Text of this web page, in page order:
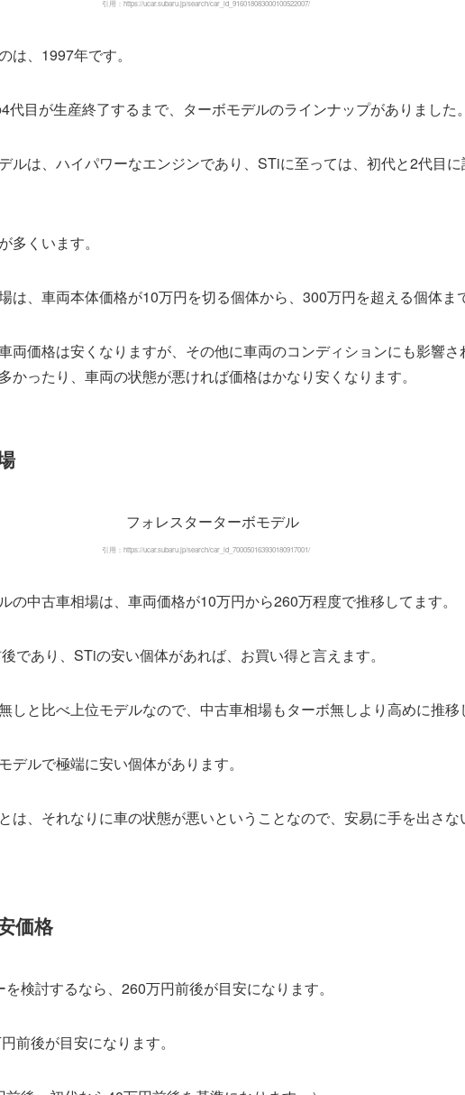
引用：https://ucar.subaru.jp/search/car_id_916018083000100522007/
は、1997年です。
代目が生産終了するまで、ターボモデルのラインナップがありました。
ルは、ハイパワーなエンジンであり、STiに至っては、初代と2代目
多くいます。
は、車両本体価格が10万円を切る個体から、300万円を超える個体ま
両価格は安くなりますが、その他に車両のコンディションにも影響
かったり、車両の状態が悪ければ価格はかなり安くなります。
引用：https://ucar.subaru.jp/search/car_id_700050163930180917001/
の中古車相場は、車両価格が10万円から260万程度で推移してます。
であり、STiの安い個体があれば、お買い得と言えます。
しと比べ上位モデルなので、中古車相場もターボ無しより高めに推移
デルで極端に安い個体があります。
は、それなりに車の状態が悪いということなので、安易に手を出さ
価格
検討するなら、260万円前後が目安になります。
前後が目安になります。